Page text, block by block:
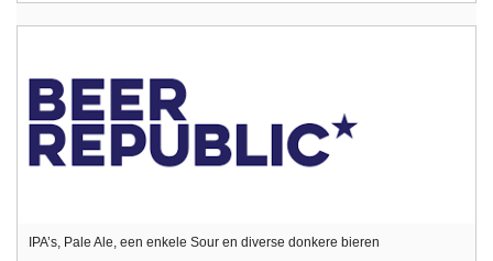
IPA’s, Pale Ale, een enkele Sour en diverse donkere bieren